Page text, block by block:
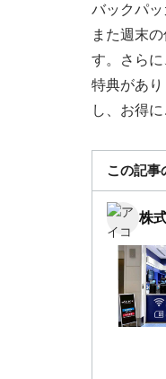
バックパ
また週末
す。さら
特典があり
し、お得に
この記事
株